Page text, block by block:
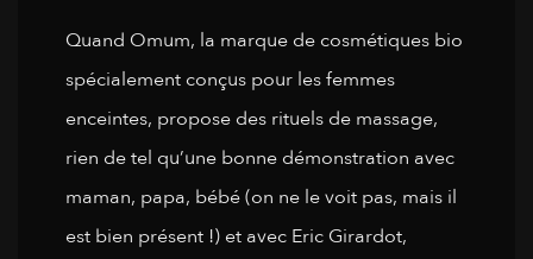
Quand Omum, la marque de cosmétiques bio
spécialement conçus pour les femmes
enceintes, propose des rituels de massage,
rien de tel qu’une bonne démonstration avec
maman, papa, bébé (on ne le voit pas, mais il
est bien présent !) et avec Eric Girardot,